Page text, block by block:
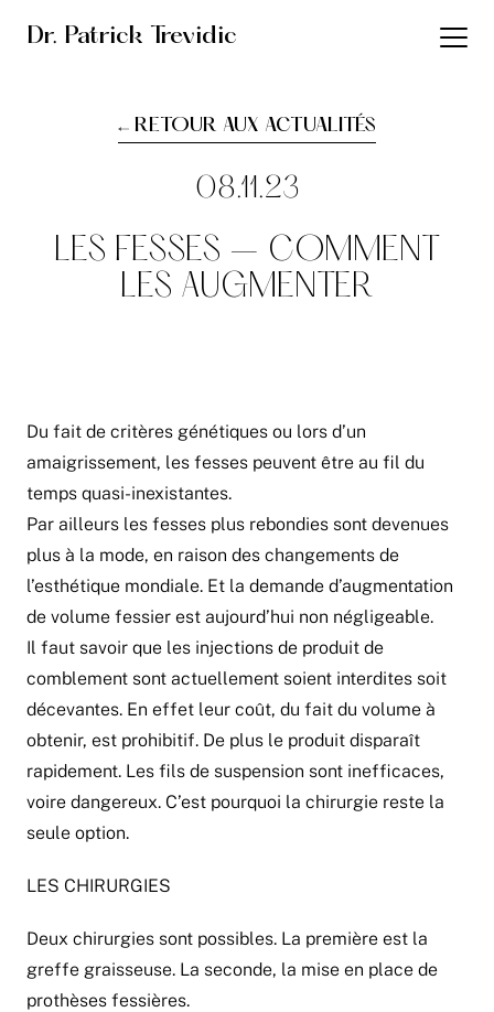
Dr. Patrick Trevidic
RETOUR AUX ACTUALITÉS
08.11.23
LES FESSES – COMMENT
LES AUGMENTER
Du fait de critères génétiques ou lors d’un
amaigrissement, les fesses peuvent être au fil du
temps quasi-inexistantes.
Par ailleurs les fesses plus rebondies sont devenues
plus à la mode, en raison des changements de
l’esthétique mondiale. Et la demande d’augmentation
de volume fessier est aujourd’hui non négligeable.
Il faut savoir que les injections de produit de
comblement sont actuellement soient interdites soit
décevantes. En effet leur coût, du fait du volume à
obtenir, est prohibitif. De plus le produit disparaît
rapidement. Les fils de suspension sont inefficaces,
voire dangereux. C’est pourquoi la chirurgie reste la
seule option.
LES CHIRURGIES
Deux chirurgies sont possibles. La première est la
greffe graisseuse. La seconde, la mise en place de
prothèses fessières.